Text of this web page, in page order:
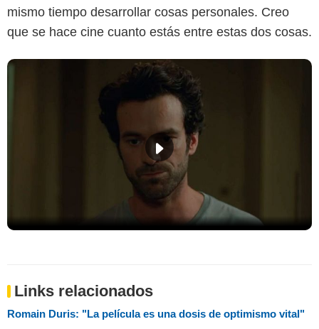
mismo tiempo desarrollar cosas personales. Creo
que se hace cine cuanto estás entre estas dos cosas.
Links relacionados
Romain Duris: "La película es una dosis de optimismo vital"